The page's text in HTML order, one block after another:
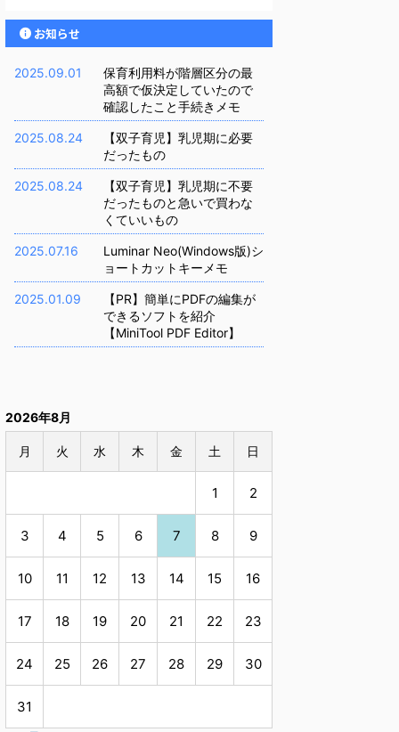
お知らせ
2025.09.01
保育利用料が階層区分の最
高額で仮決定していたので
確認したこと手続きメモ
2025.08.24
【双子育児】乳児期に必要
だったもの
2025.08.24
【双子育児】乳児期に不要
だったものと急いで買わな
くていいもの
2025.07.16
Luminar Neo(Windows版)シ
ョートカットキーメモ
2025.01.09
【PR】簡単にPDFの編集が
できるソフトを紹介
【MiniTool PDF Editor】
2026年8月
月 火 水 木 金 土 日
1 2
3 4 5 6 7 8 9
10 11 12 13 14 15 16
17 18 19 20 21 22 23
24 25 26 27 28 29 30
31